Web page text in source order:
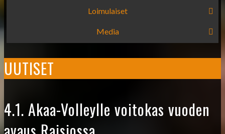
Loimulaiset
Media
UUTISET
4.1. Akaa-Volleylle voitokas vuoden